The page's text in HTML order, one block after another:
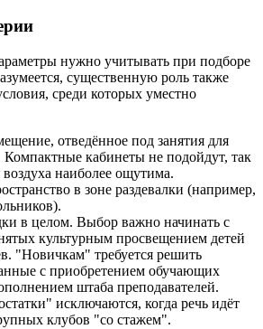
нужно учитывать при подборе
существенную роль также
среди которых уместно
отведённое под занятия для
Компактные кабинеты не подойдут, так
наиболее ощутима.
в зоне раздевалки (например,
в целом. Выбор важно начинать с
культурным просвещением детей
"Новичкам" требуется решить
с приобретением обучающих
штаба преподавателей.
исключаются, когда речь идёт
клубов "со стажем".